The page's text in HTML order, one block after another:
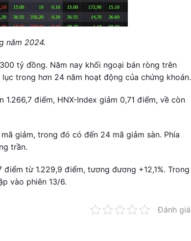
năm 2024.
tỷ đồng. Năm nay khối ngoại bán ròng trên
trong hơn 24 năm hoạt động của chứng khoán.
điểm, HNX-Index giảm 0,71 điểm, về còn
giảm, trong đó có đến 24 mã giảm sàn. Phía
trần.
từ 1.229,9 điểm, tương đương +12,1%. Trong
vào phiên 13/6.
Đánh giá